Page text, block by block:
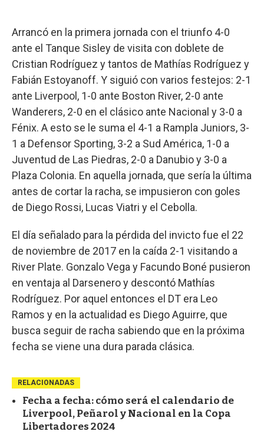
Arrancó en la primera jornada con el triunfo 4-0
ante el Tanque Sisley de visita con doblete de
Cristian Rodríguez y tantos de Mathías Rodríguez y
Fabián Estoyanoff. Y siguió con varios festejos: 2-1
ante Liverpool, 1-0 ante Boston River, 2-0 ante
Wanderers, 2-0 en el clásico ante Nacional y 3-0 a
Fénix. A esto se le suma el 4-1 a Rampla Juniors, 3-
1 a Defensor Sporting, 3-2 a Sud América, 1-0 a
Juventud de Las Piedras, 2-0 a Danubio y 3-0 a
Plaza Colonia. En aquella jornada, que sería la última
antes de cortar la racha, se impusieron con goles
de Diego Rossi, Lucas Viatri y el Cebolla.
El día señalado para la pérdida del invicto fue el 22
de noviembre de 2017 en la caída 2-1 visitando a
River Plate. Gonzalo Vega y Facundo Boné pusieron
en ventaja al Darsenero y descontó Mathías
Rodríguez. Por aquel entonces el DT era Leo
Ramos y en la actualidad es Diego Aguirre, que
busca seguir de racha sabiendo que en la próxima
fecha se viene una dura parada clásica.
RELACIONADAS
Fecha a fecha: cómo será el calendario de
Liverpool, Peñarol y Nacional en la Copa
Libertadores 2024